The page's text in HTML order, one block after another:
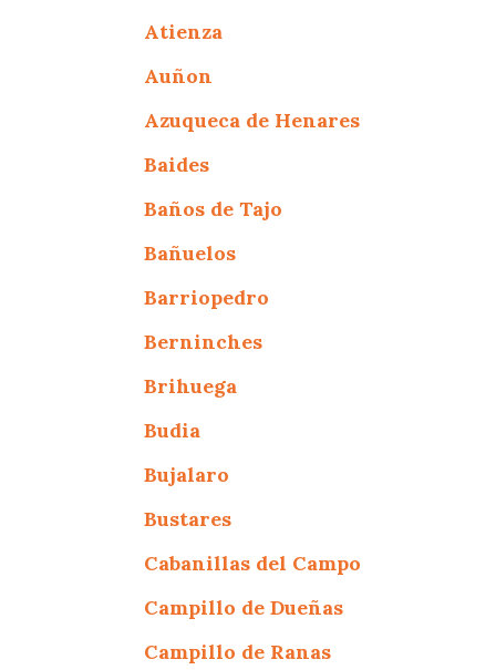
Atienza
Auñon
Azuqueca de Henares
Baides
Baños de Tajo
Bañuelos
Barriopedro
Berninches
Brihuega
Budia
Bujalaro
Bustares
Cabanillas del Campo
Campillo de Dueñas
Campillo de Ranas